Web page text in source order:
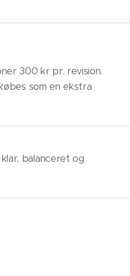
300 kr pr. revision.
som en ekstra
balanceret og